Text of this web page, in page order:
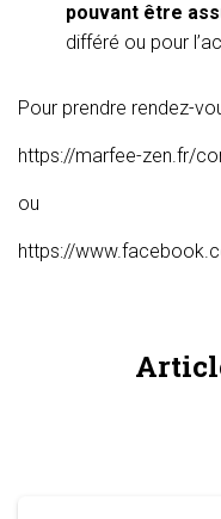
pouvant être
différé ou pour
Pour prendre rendez-
https://marfee-zen.fr/
ou
https://